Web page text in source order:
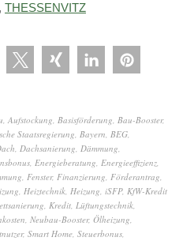
THESSENVITZ
, Aufstockung, Basisförderung, Bau-Booster,
Staatsregierung, Bayern, BEG,
, Dachsanierung, Dämmung,
, Energieberatung, Energieeffizienz,
, Fenster, Finanzierung, Förderantrag,
, Heiztechnik, Heizung, iSFP, KfW-Kredit
, Kredit, Lüftungstechnik,
, Neubau-Booster, Ölheizung,
, Smart Home, Steuerbonus,